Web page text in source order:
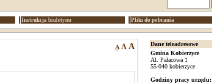
Instrukcja biuletynu Pliki do pobrania
A A A
Dane teleadresowe
Gmina Kobierzyce
Al. Pałacowa 1
55-040 kobierzyce
Godziny pracy urzędu: